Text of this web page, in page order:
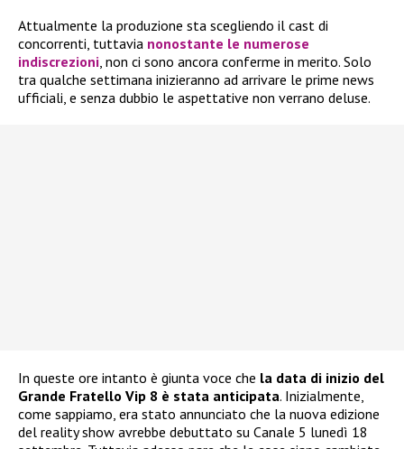
Attualmente la produzione sta scegliendo il cast di
concorrenti, tuttavia nonostante le numerose
indiscrezioni, non ci sono ancora conferme in merito. Solo
tra qualche settimana inizieranno ad arrivare le prime news
ufficiali, e senza dubbio le aspettative non verrano deluse.
In queste ore intanto è giunta voce che la data di inizio del
Grande Fratello Vip 8 è stata anticipata. Inizialmente,
come sappiamo, era stato annunciato che la nuova edizione
del reality show avrebbe debuttato su Canale 5 lunedì 18